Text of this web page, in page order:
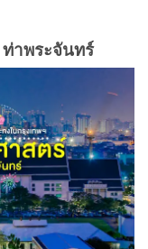
ท่าพระจันทร์